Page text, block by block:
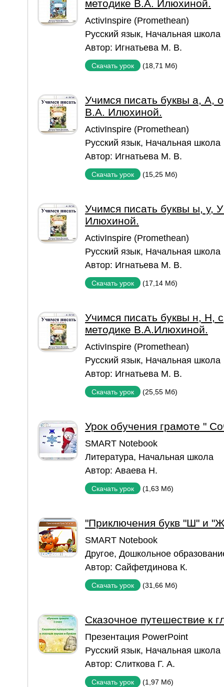
методике В.А. Илюхиной.
ActivInspire (Promethean)
Русский язык, Начальная школа
Автор: Игнатьева М. В.
Скачать урок (18,71 Мб)
Учимся писать буквы а, А,
В.А. Илюхиной.
ActivInspire (Promethean)
Русский язык, Начальная школа
Автор: Игнатьева М. В.
Скачать урок (15,25 Мб)
Учимся писать буквы ы, у,
Илюхиной.
ActivInspire (Promethean)
Русский язык, Начальная школа
Автор: Игнатьева М. В.
Скачать урок (17,14 Мб)
Учимся писать буквы н, Н,
методике В.А.Илюхиной.
ActivInspire (Promethean)
Русский язык, Начальная школа
Автор: Игнатьева М. В.
Скачать урок (25,55 Мб)
Урок обучения грамоте "
SMART Notebook
Литература, Начальная школа
Автор: Аваева Н.
Скачать урок (1,63 Мб)
"Приключения букв "Ш" и
SMART Notebook
Другое, Дошкольное
Автор: Сайфетдинова К.
Скачать урок (31,66 Мб)
Сказочное путешествие к
Презентация PowerPoint
Русский язык, Начальная школа
Автор: Слиткова Г. А.
Скачать урок (1,97 Мб)